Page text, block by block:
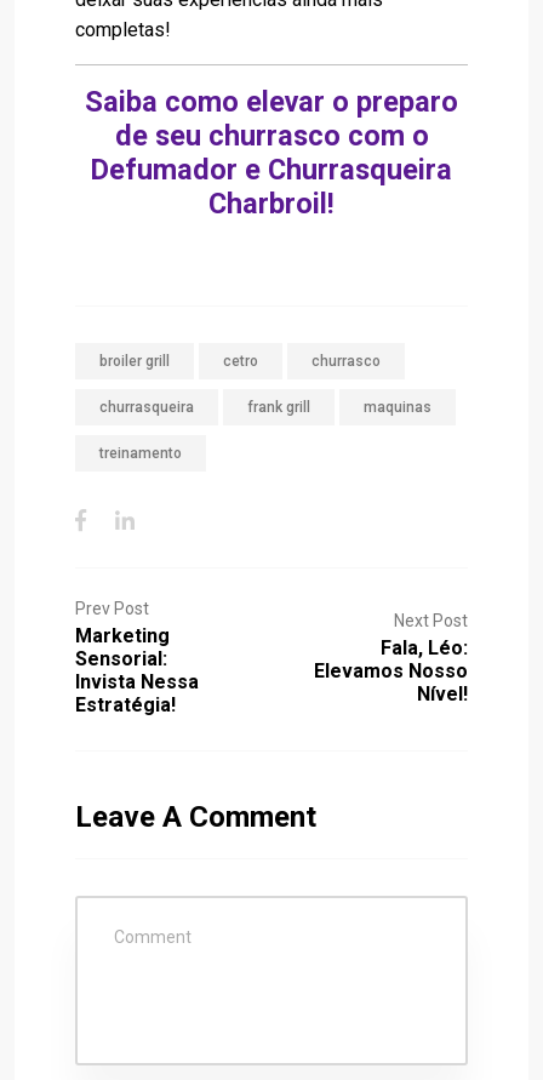
completas!
Saiba como elevar o preparo
de seu churrasco com o
Defumador e Churrasqueira
Charbroil!
broiler grill cetro churrasco
churrasqueira frank grill maquinas
treinamento
Prev Post
Marketing
Sensorial:
Invista Nessa
Estratégia!
Next Post
Fala, Léo:
Elevamos Nosso
Nível!
Leave A Comment